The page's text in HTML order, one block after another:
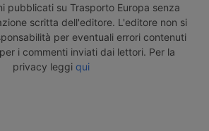
pubblicati su Trasporto Europa senza
scritta dell'editore. L'editore non si
per eventuali errori contenuti
i commenti inviati dai lettori. Per la
privacy leggi qui